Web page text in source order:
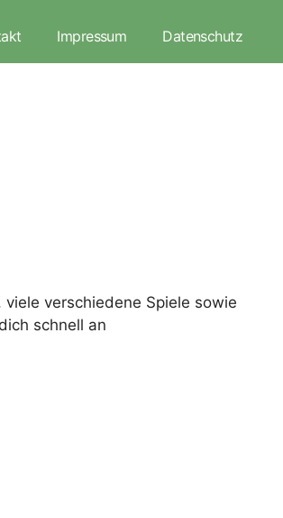
Impressum Datenschutz
verschiedene Spiele sowie
schnell an